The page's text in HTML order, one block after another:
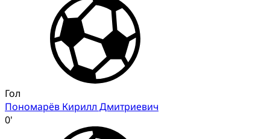
Гол
Пономарёв Кирилл Дмитриевич
0'